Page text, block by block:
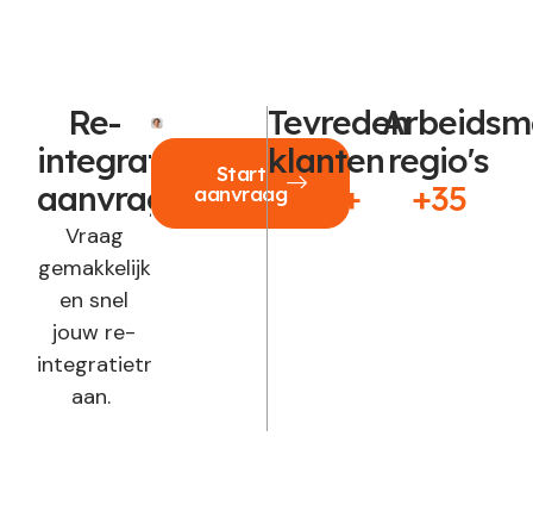
Re-
integratie
aanvragen?
Vraag
gemakkelijk
en snel
jouw re-
integratietraject
aan.
Start
aanvraag
Tevreden
klanten
250+
regio's
+35